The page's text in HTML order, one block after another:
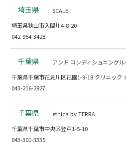
埼玉県
SCALE
埼玉県狭山市入間川4-8-20
042-954-3428
千葉県
アンド コンディショニングル
千葉県千葉市花見川区花園1-9-18 クリニック
043-216-2827
千葉県
ethica by TERRA
千葉県千葉市中央区登戸1-5-10
043-301-3335